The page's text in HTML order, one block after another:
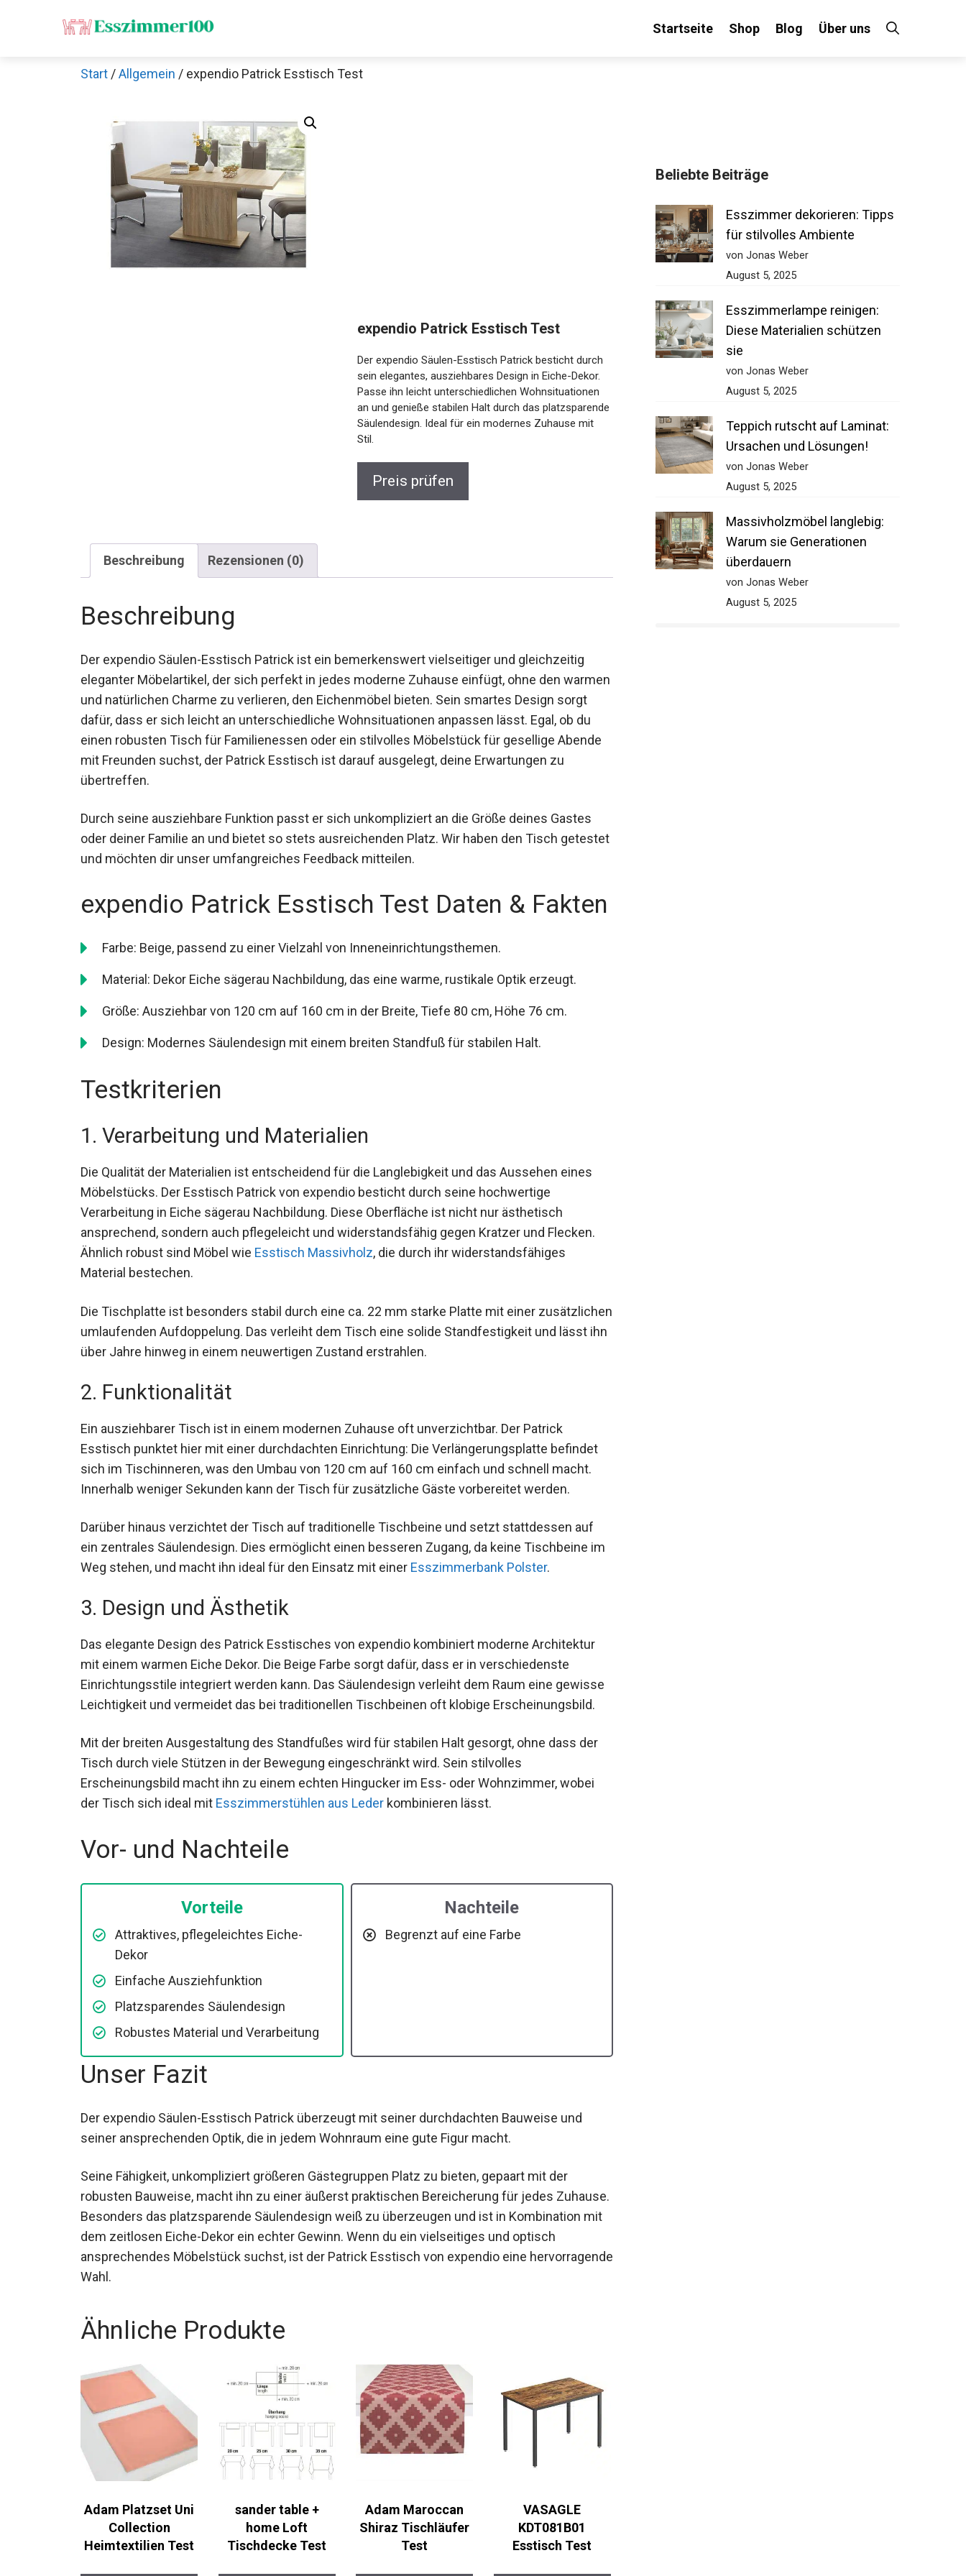
Startseite Shop Blog Über uns
Start /Allgemein / expendio Patrick Esstisch Test
expendio Patrick Esstisch Test
Der expendio Säulen-Esstisch Patrick besticht durch
sein elegantes, ausziehbares Design in Eiche-Dekor.
Passe ihn leicht unterschiedlichen Wohnsituationen
an und genieße stabilen Halt durch das platzsparende
Säulendesign. Ideal für ein modernes Zuhause mit
Stil.
Preis prüfen
Beschreibung Rezensionen (0)
Beschreibung
Der expendio Säulen-Esstisch Patrick ist ein bemerkenswert vielseitiger und gleichzeitig
eleganter Möbelartikel, der sich perfekt in jedes moderne Zuhause einfügt, ohne den warmen
und natürlichen Charme zu verlieren, den Eichenmöbel bieten. Sein smartes Design sorgt
dafür, dass er sich leicht an unterschiedliche Wohnsituationen anpassen lässt. Egal, ob du
einen robusten Tisch für Familienessen oder ein stilvolles Möbelstück für gesellige Abende
mit Freunden suchst, der Patrick Esstisch ist darauf ausgelegt, deine Erwartungen zu
übertreffen.
Durch seine ausziehbare Funktion passt er sich unkompliziert an die Größe deines Gastes
oder deiner Familie an und bietet so stets ausreichenden Platz. Wir haben den Tisch getestet
und möchten dir unser umfangreiches Feedback mitteilen.
expendio Patrick Esstisch Test Daten & Fakten
Farbe: Beige, passend zu einer Vielzahl von Inneneinrichtungsthemen.
Material: Dekor Eiche sägerau Nachbildung, das eine warme, rustikale Optik erzeugt.
Größe: Ausziehbar von 120 cm auf 160 cm in der Breite, Tiefe 80 cm, Höhe 76 cm.
Design: Modernes Säulendesign mit einem breiten Standfuß für stabilen Halt.
Testkriterien
1. Verarbeitung und Materialien
Die Qualität der Materialien ist entscheidend für die Langlebigkeit und das Aussehen eines
Möbelstücks. Der Esstisch Patrick von expendio besticht durch seine hochwertige
Verarbeitung in Eiche sägerau Nachbildung. Diese Oberfläche ist nicht nur ästhetisch
ansprechend, sondern auch pflegeleicht und widerstandsfähig gegen Kratzer und Flecken.
Ähnlich robust sind Möbel wie Esstisch Massivholz, die durch ihr widerstandsfähiges
Material bestechen.
Die Tischplatte ist besonders stabil durch eine ca. 22 mm starke Platte mit einer zusätzlichen
umlaufenden Aufdoppelung. Das verleiht dem Tisch eine solide Standfestigkeit und lässt ihn
über Jahre hinweg in einem neuwertigen Zustand erstrahlen.
2. Funktionalität
Ein ausziehbarer Tisch ist in einem modernen Zuhause oft unverzichtbar. Der Patrick
Esstisch punktet hier mit einer durchdachten Einrichtung: Die Verlängerungsplatte befindet
sich im Tischinneren, was den Umbau von 120 cm auf 160 cm einfach und schnell macht.
Innerhalb weniger Sekunden kann der Tisch für zusätzliche Gäste vorbereitet werden.
Darüber hinaus verzichtet der Tisch auf traditionelle Tischbeine und setzt stattdessen auf
ein zentrales Säulendesign. Dies ermöglicht einen besseren Zugang, da keine Tischbeine im
Weg stehen, und macht ihn ideal für den Einsatz mit einer Esszimmerbank Polster.
3. Design und Ästhetik
Das elegante Design des Patrick Esstisches von expendio kombiniert moderne Architektur
mit einem warmen Eiche Dekor. Die Beige Farbe sorgt dafür, dass er in verschiedenste
Einrichtungsstile integriert werden kann. Das Säulendesign verleiht dem Raum eine gewisse
Leichtigkeit und vermeidet das bei traditionellen Tischbeinen oft klobige Erscheinungsbild.
Mit der breiten Ausgestaltung des Standfußes wird für stabilen Halt gesorgt, ohne dass der
Tisch durch viele Stützen in der Bewegung eingeschränkt wird. Sein stilvolles
Erscheinungsbild macht ihn zu einem echten Hingucker im Ess- oder Wohnzimmer, wobei
der Tisch sich ideal mit Esszimmerstühlen aus Leder kombinieren lässt.
Vor- und Nachteile
Vorteile
Attraktives, pflegeleichtes Eiche-
Dekor
Einfache Ausziehfunktion
Platzsparendes Säulendesign
Robustes Material und Verarbeitung
Nachteile
Begrenzt auf eine Farbe
Unser Fazit
Der expendio Säulen-Esstisch Patrick überzeugt mit seiner durchdachten Bauweise und
seiner ansprechenden Optik, die in jedem Wohnraum eine gute Figur macht.
Seine Fähigkeit, unkompliziert größeren Gästegruppen Platz zu bieten, gepaart mit der
robusten Bauweise, macht ihn zu einer äußerst praktischen Bereicherung für jedes Zuhause.
Besonders das platzsparende Säulendesign weiß zu überzeugen und ist in Kombination mit
dem zeitlosen Eiche-Dekor ein echter Gewinn. Wenn du ein vielseitiges und optisch
ansprechendes Möbelstück suchst, ist der Patrick Esstisch von expendio eine hervorragende
Wahl.
Ähnliche Produkte
Adam Platzset Uni
Collection
Heimtextilien Test
sander table +
home Loft
Tischdecke Test
Adam Maroccan
Shiraz Tischläufer
Test
VASAGLE
KDT081B01
Esstisch Test
Beliebte Beiträge
Esszimmer dekorieren: Tipps
für stilvolles Ambiente
von Jonas Weber
August 5, 2025
Esszimmerlampe reinigen:
Diese Materialien schützen
sie
von Jonas Weber
August 5, 2025
Teppich rutscht auf Laminat:
Ursachen und Lösungen!
von Jonas Weber
August 5, 2025
Massivholzmöbel langlebig:
Warum sie Generationen
überdauern
von Jonas Weber
August 5, 2025